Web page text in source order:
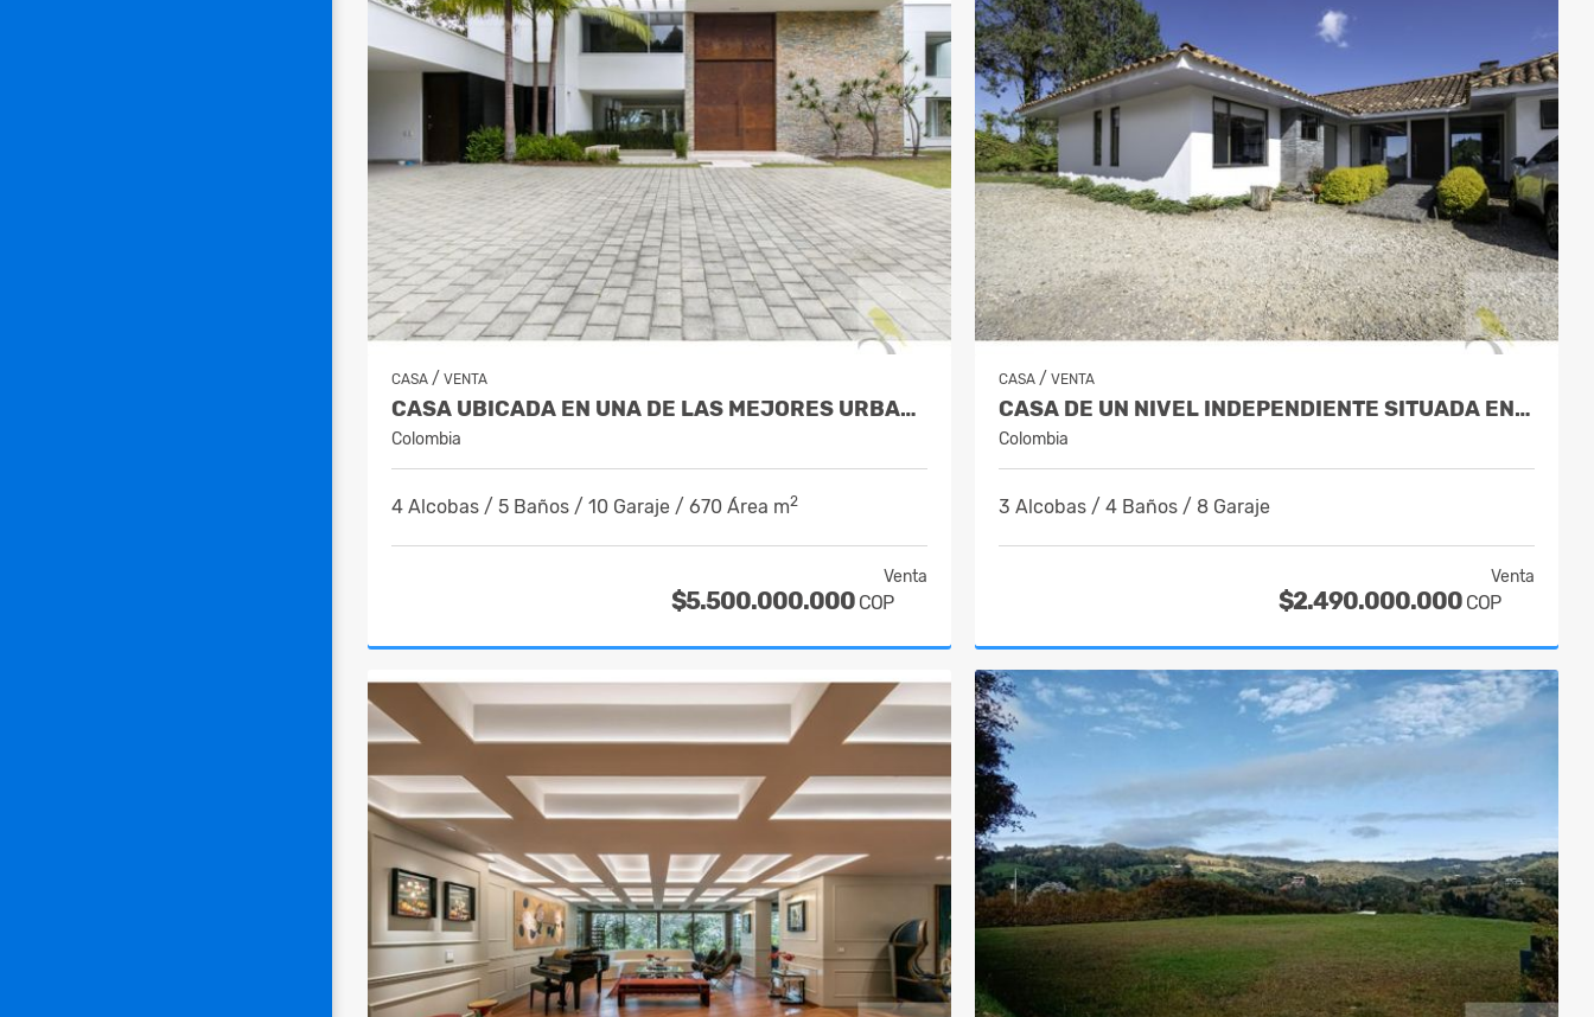
CASA / VENTA
CASA UBICADA EN UNA DE LAS MEJORES URBANIZACIONES DE LLANOGRANDE
Colombia
4 Alcobas / 5 Baños / 10 Garaje / 670 Área m2
Venta
$5.500.000.000 COP
CASA / VENTA
CASA DE UN NIVEL INDEPENDIENTE SITUADA EN EL ALTO DEL ESCOBERO
Colombia
3 Alcobas / 4 Baños / 8 Garaje
Venta
$2.490.000.000 COP